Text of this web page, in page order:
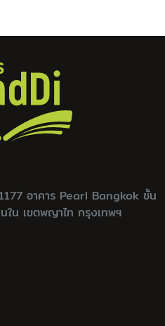
อาคาร Pearl Bangkok ชั้น
ใน เขตพญาไท กรุงเทพฯ